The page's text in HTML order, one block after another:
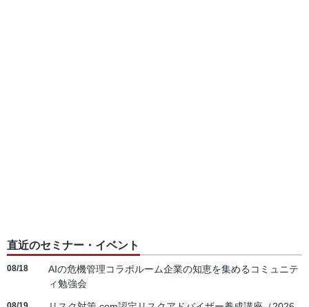
直近のセミナー・イベント
08/18
AIの危機管理コラボルーム企業の知恵を集めるコミュニテ
ィ勉強会